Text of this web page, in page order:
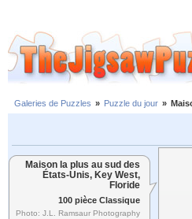
Galeries de Puzzles » Puzzle du jour »
Maison la plus au sud des
États-Unis, Key West,
Floride
100 pièce Classique
Photo: J.L. Ramsaur Photography